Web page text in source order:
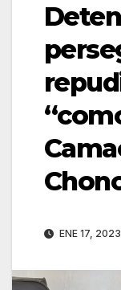
ENE 17, 2023